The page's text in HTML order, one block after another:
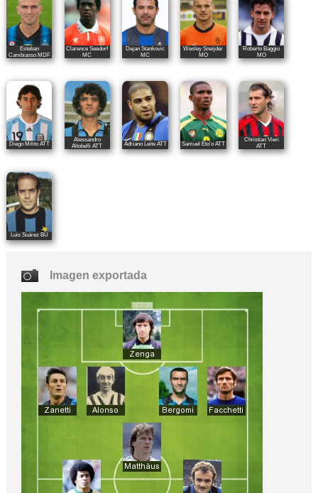
Esteban
Cambiasso MDF
Clarence Seedorf
MC
Dejan Stankovic
MC
Wesley Sneijder
MO
Roberto Baggio
MO
Diego Milito ATT
Alessandro
Altobelli ATT
Adriano Leite ATT Samuel Eto'o ATT
Christian Vieri
ATT
Luis Suárez BU
Imagen exportada